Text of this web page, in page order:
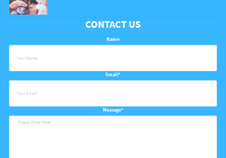
CONTACT US
Name
Email*
Message*